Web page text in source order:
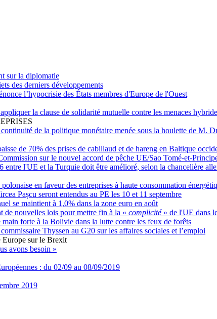
sur la diplomatie
des derniers développements
l’hypocrisie des États membres d'Europe de l'Ouest
la clause de solidarité mutuelle contre les menaces
de la politique monétaire menée sous la houlette de M.
de 70% des prises de cabillaud et de hareng en Baltique
sur le nouvel accord de pêche UE/Sao Tomé-et-
entre l'UE et la Turquie doit être amélioré, selon la chancelière
en faveur des entreprises à haute consommation
Pașcu seront entendus au PE les 10 et 11 septembre
se maintient à 1,0% dans la zone euro en août
de nouvelles lois pour mettre fin à la « complicité » de l'UE dans
forte à la Bolivie dans la lutte contre les feux de forêts
Thyssen au G20 sur les affaires sociales et l’emploi
Europe sur le Brexit
avons besoin »
: du 02/09 au 08/09/2019
2019